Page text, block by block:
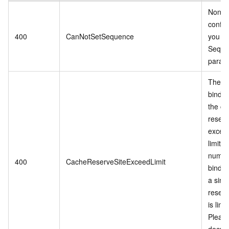
400 CanNotSetSequence
Non-
you
400 CacheReserveSiteExceedLimit
The
the
limit.
a
is